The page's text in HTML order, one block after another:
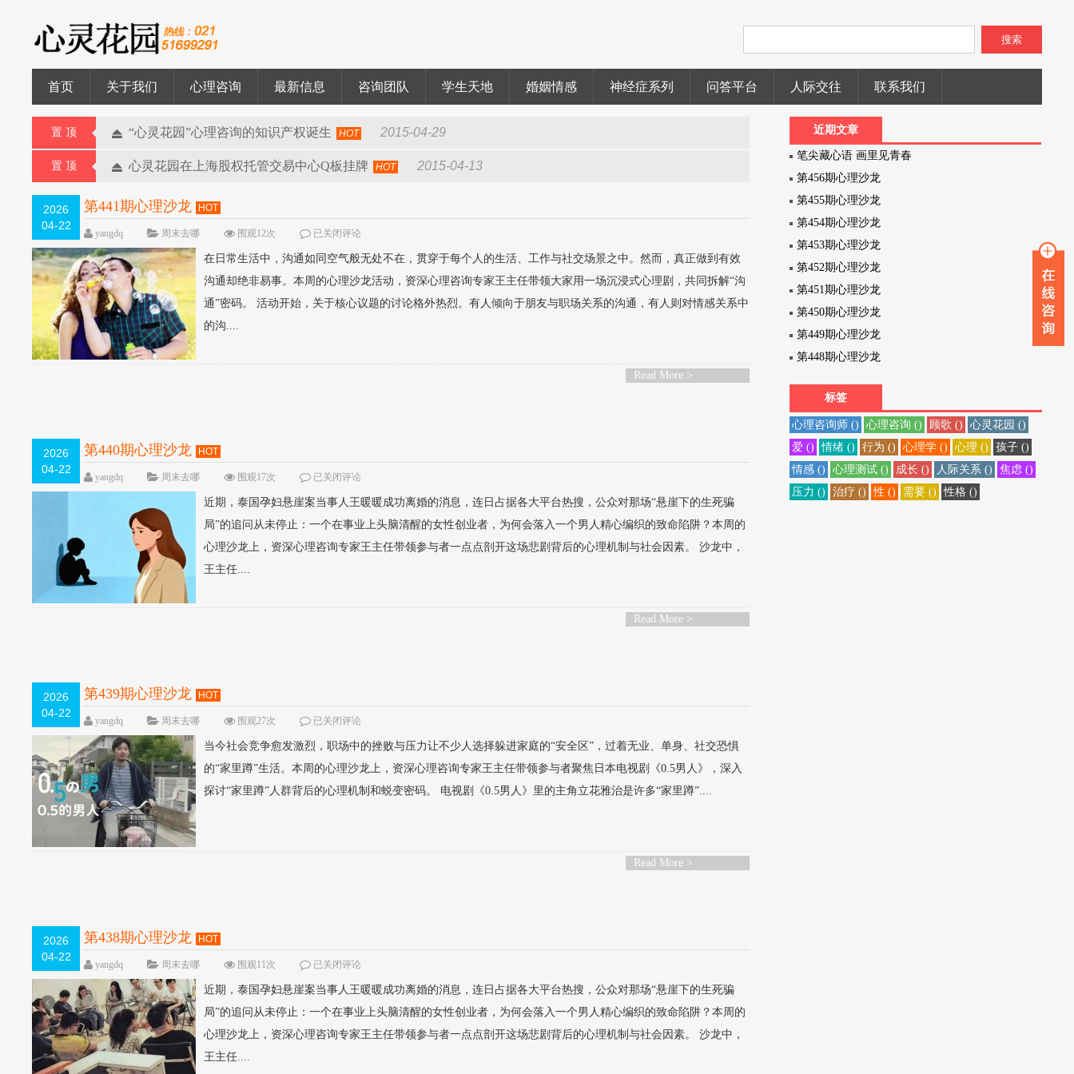
搜索
首页 关于我们 心理咨询 最新信息 咨询团队 学生天地 婚姻情感 神经症系列 问答平台 人际交往 联系我们
置 顶 “心灵花园”心理咨询的知识产权诞生 HOT 2015-04-29
置 顶 心灵花园在上海股权托管交易中心Q板挂牌 HOT 2015-04-13
2026
04-22
第441期心理沙龙 HOT
yangdq 周末去哪 围观12次 已关闭评论
在日常生活中，沟通如同空气般无处不在，贯穿于每个人的生活、工作与社交场景之中。然而，真正做到有效
沟通却绝非易事。本周的心理沙龙活动，资深心理咨询专家王主任带领大家用一场沉浸式心理剧，共同拆解“沟
通”密码。 活动开始，关于核心议题的讨论格外热烈。有人倾向于朋友与职场关系的沟通，有人则对情感关系中
的沟....
Read More >
2026
04-22
第440期心理沙龙 HOT
yangdq 周末去哪 围观17次 已关闭评论
近期，泰国孕妇悬崖案当事人王暖暖成功离婚的消息，连日占据各大平台热搜，公众对那场“悬崖下的生死骗
局”的追问从未停止：一个在事业上头脑清醒的女性创业者，为何会落入一个男人精心编织的致命陷阱？本周的
心理沙龙上，资深心理咨询专家王主任带领参与者一点点剖开这场悲剧背后的心理机制与社会因素。 沙龙中，
王主任....
Read More >
2026
04-22
第439期心理沙龙 HOT
yangdq 周末去哪 围观27次 已关闭评论
当今社会竞争愈发激烈，职场中的挫败与压力让不少人选择躲进家庭的“安全区”，过着无业、单身、社交恐惧
的“家里蹲”生活。本周的心理沙龙上，资深心理咨询专家王主任带领参与者聚焦日本电视剧《0.5男人》，深入
探讨“家里蹲”人群背后的心理机制和蜕变密码。 电视剧《0.5男人》里的主角立花雅治是许多“家里蹲”....
Read More >
2026
04-22
第438期心理沙龙 HOT
yangdq 周末去哪 围观11次 已关闭评论
近期，泰国孕妇悬崖案当事人王暖暖成功离婚的消息，连日占据各大平台热搜，公众对那场“悬崖下的生死骗
局”的追问从未停止：一个在事业上头脑清醒的女性创业者，为何会落入一个男人精心编织的致命陷阱？本周的
心理沙龙上，资深心理咨询专家王主任带领参与者一点点剖开这场悲剧背后的心理机制与社会因素。 沙龙中，
王主任....
近期文章
笔尖藏心语 画里见青春
第456期心理沙龙
第455期心理沙龙
第454期心理沙龙
第453期心理沙龙
第452期心理沙龙
第451期心理沙龙
第450期心理沙龙
第449期心理沙龙
第448期心理沙龙
标签
心理咨询师 () 心理咨询 () 顾歌 ()
心灵花园 ()
爱 ()
情绪 () 行为 () 心理学 () 心理 ()
孩子 ()
情感 ()
心理测试 () 成长 () 人际关系 ()
焦虑 ()
压力 ()
治疗 () 性 () 需要 () 性格 ()